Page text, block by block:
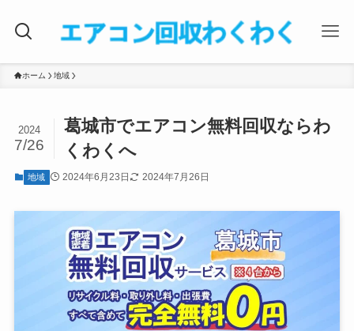
ホーム 地域
葛城市でエアコン無料回収ならわ
くわくへ
2024
7/26
地域 2024年6月23日 2024年7月26日